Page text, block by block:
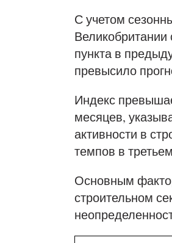
С учетом
Великобритании
пункта в
превысило
Индекс
месяцев,
активности в
темпов в
Основным
строительном